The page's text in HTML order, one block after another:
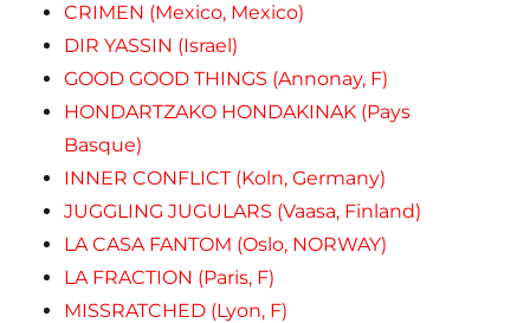
CRIMEN (Mexico, Mexico)
DIR YASSIN (Israel)
GOOD GOOD THINGS (Annonay, F)
HONDARTZAKO HONDAKINAK (Pays
Basque)
INNER CONFLICT (Koln, Germany)
JUGGLING JUGULARS (Vaasa, Finland)
LA CASA FANTOM (Oslo, NORWAY)
LA FRACTION (Paris, F)
MISSRATCHED (Lyon, F)